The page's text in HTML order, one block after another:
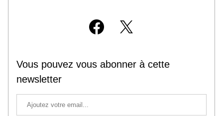
Vous pouvez vous abonner à cette
newsletter